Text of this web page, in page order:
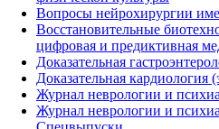
Вопросы нейрохирургии
Восстановительные
цифровая и предиктивная
Доказательная
Доказательная кардиология
Журнал неврологии и
Журнал неврологии и